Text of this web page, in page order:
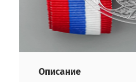
Описание